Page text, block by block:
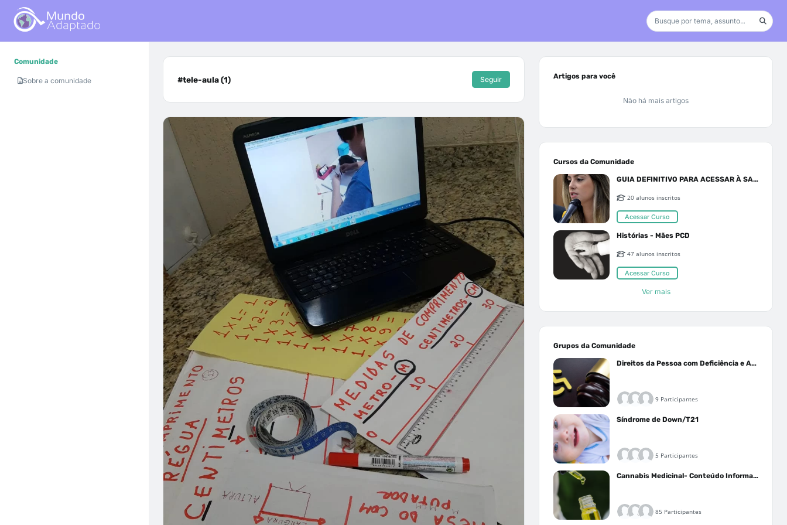
Comunidade
Sobre a comunidade #tele-aula (1) Seguir Artigos para você
Não há mais artigos
Cursos da Comunidade
GUIA DEFINITIVO PARA ACESSAR À SAÚDE PELO SUS OU PLANO DE SAÚDE
20 alunos inscritos
Acessar Curso
Histórias - Mães PCD
47 alunos inscritos
Acessar Curso
Ver mais
Grupos da Comunidade
Direitos da Pessoa com Deficiência e Autistas
9 Participantes
Síndrome de Down/T21
5 Participantes
Cannabis Medicinal- Conteúdo Informativo
85 Participantes